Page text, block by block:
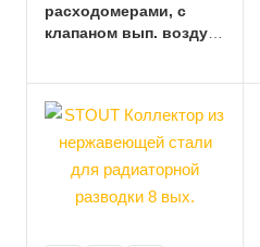
расходомерами, с
клапаном вып. воздуха